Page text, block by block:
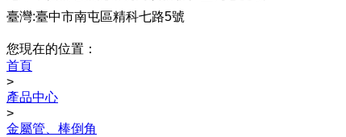
臺灣:臺中市南屯區精科七路5號
您現在的位置：
首頁
>
產品中心
>
金屬管、棒倒角